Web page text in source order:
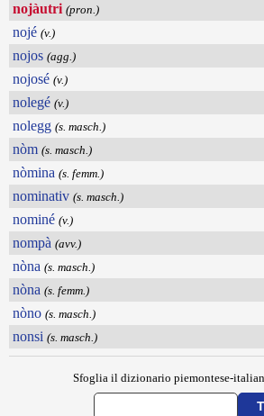
nojàutri (pron.)
nojé (v.)
nojos (agg.)
nojosé (v.)
nolegé (v.)
nolegg (s. masch.)
nòm (s. masch.)
nòmina (s. femm.)
nominativ (s. masch.)
nominé (v.)
nompà (avv.)
nòna (s. masch.)
nòna (s. femm.)
nòno (s. masch.)
nonsi (s. masch.)
Sfoglia il dizionario piemontese-